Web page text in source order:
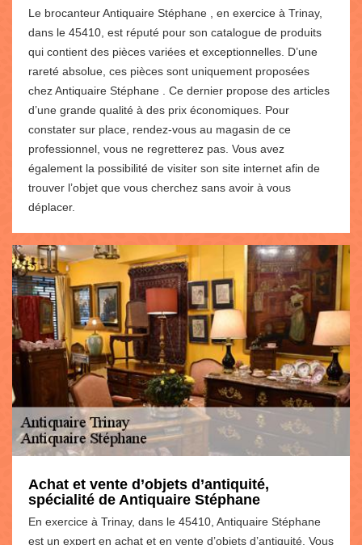
Le brocanteur Antiquaire Stéphane , en exercice à Trinay,
dans le 45410, est réputé pour son catalogue de produits
qui contient des pièces variées et exceptionnelles. D’une
rareté absolue, ces pièces sont uniquement proposées
chez Antiquaire Stéphane . Ce dernier propose des articles
d’une grande qualité à des prix économiques. Pour
constater sur place, rendez-vous au magasin de ce
professionnel, vous ne regretterez pas. Vous avez
également la possibilité de visiter son site internet afin de
trouver l’objet que vous cherchez sans avoir à vous
déplacer.
Achat et vente d’objets d’antiquité,
spécialité de Antiquaire Stéphane
En exercice à Trinay, dans le 45410, Antiquaire Stéphane
est un expert en achat et en vente d’objets d’antiquité. Vous